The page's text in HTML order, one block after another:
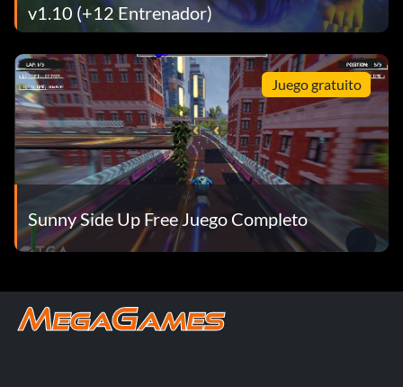
v1.10 (+12 Entrenador)
Juego gratuito
Sunny Side Up Free Juego Completo